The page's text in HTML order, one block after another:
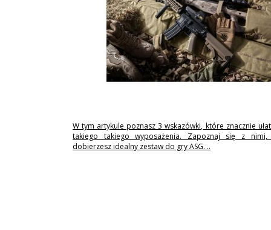
W tym artykule poznasz 3 wskazówki, które znacznie
takiego takiego wyposażenia. Zapoznaj się z
dobierzesz idealny zestaw do gry ASG. ..